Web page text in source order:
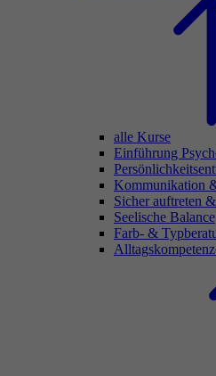
alle Kurse
Einführung
Kommunikation
Sicher auftreten
Seelische Balance
Farb- &